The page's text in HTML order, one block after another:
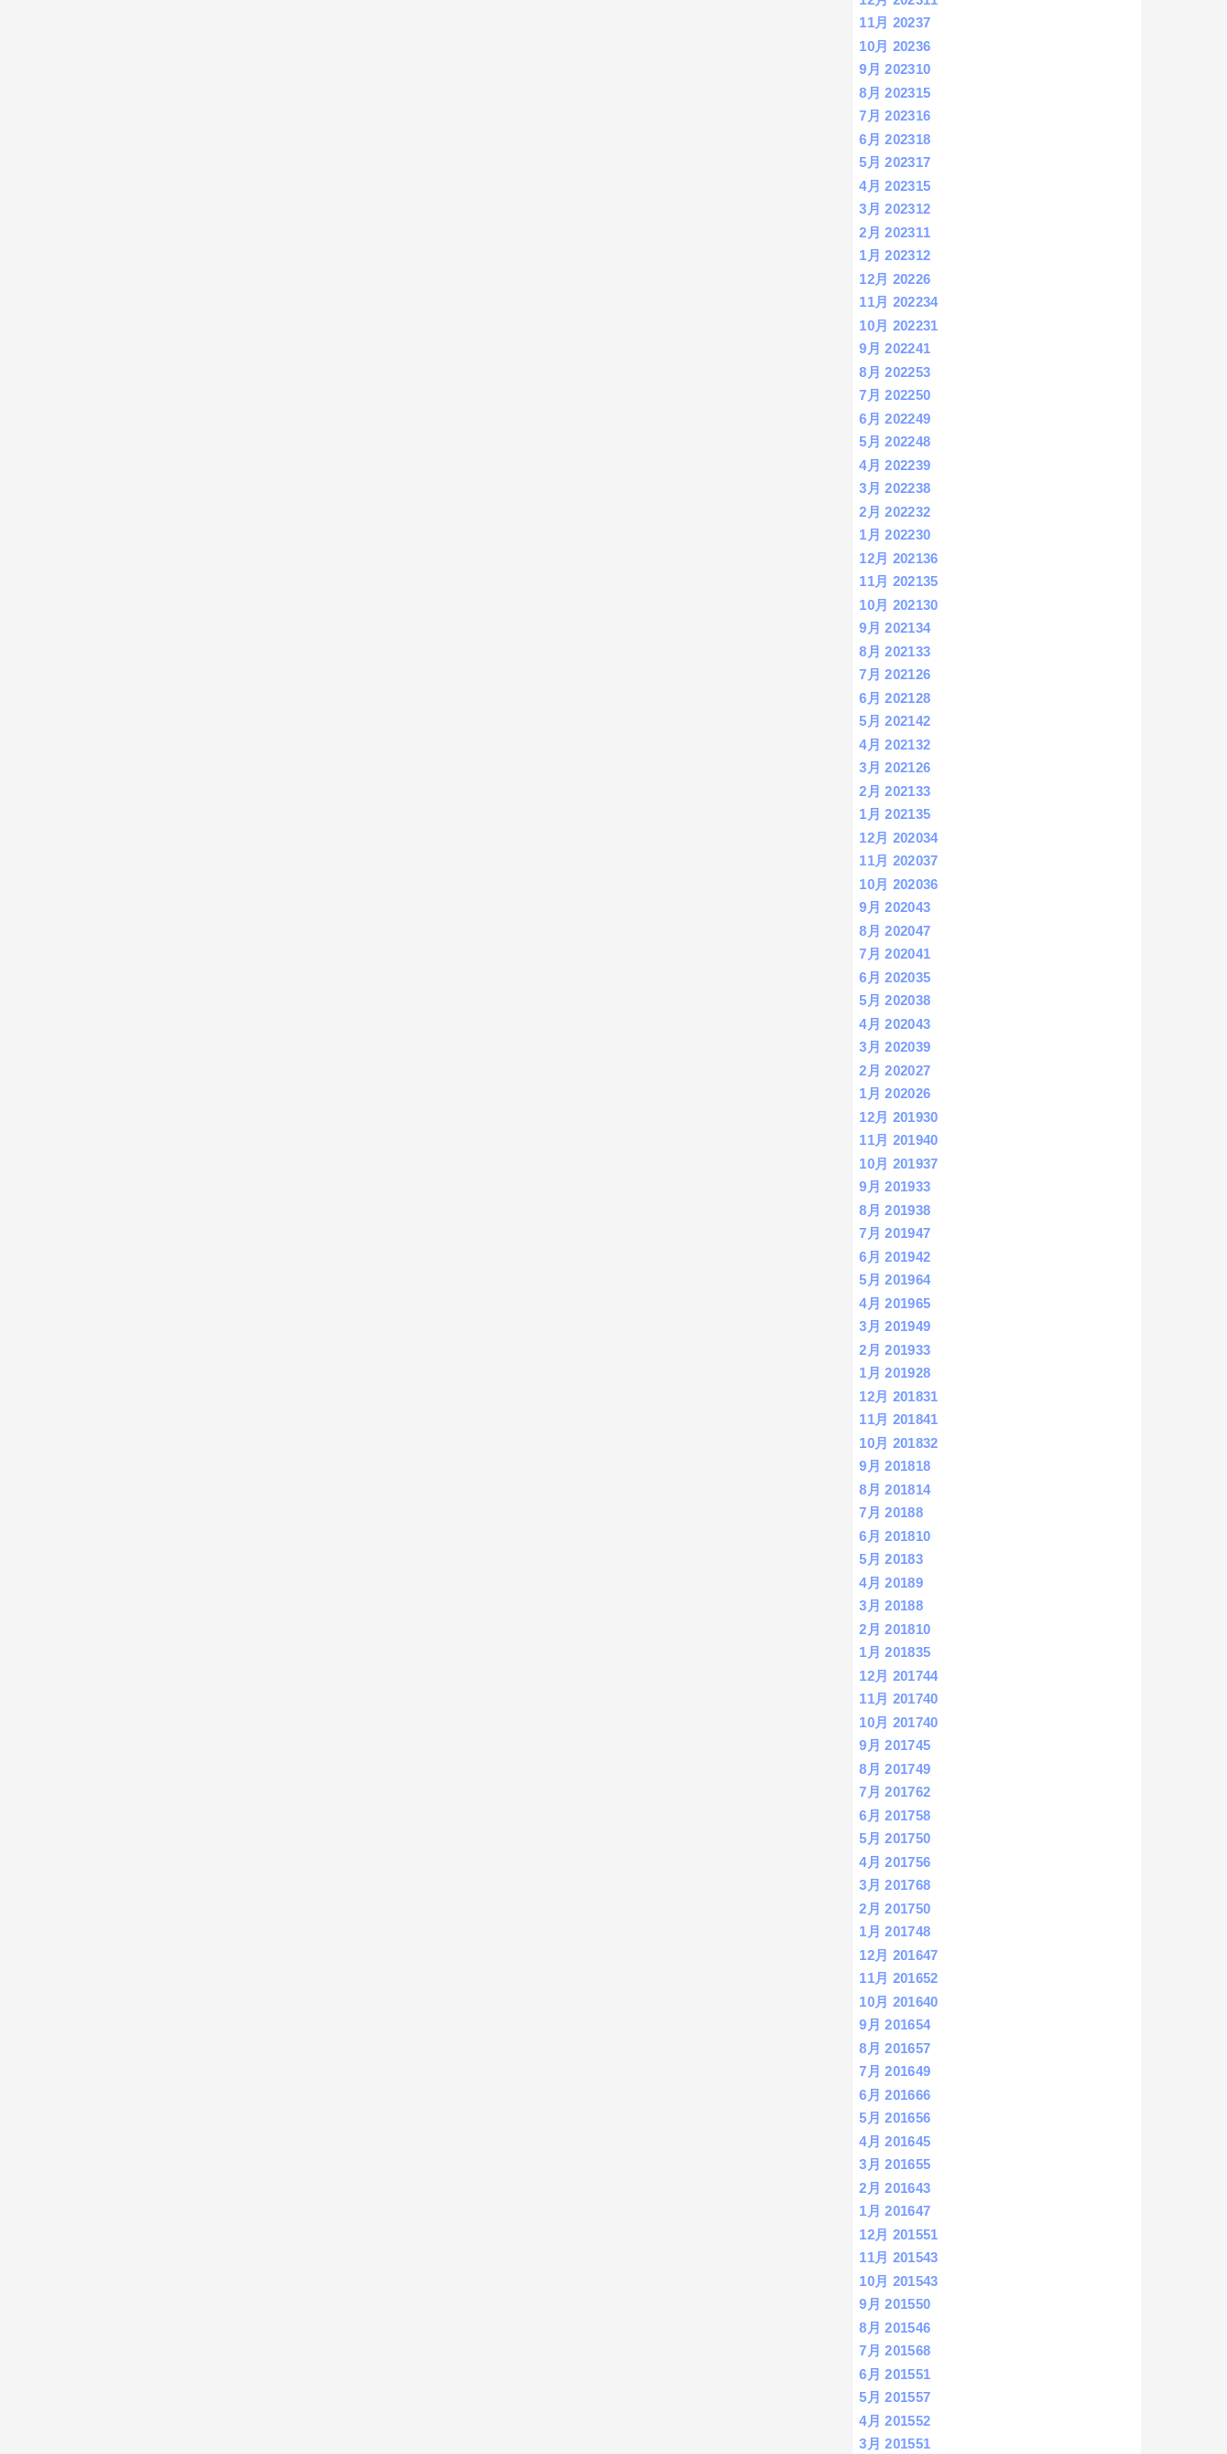
11月 20237
10月 20236
9月 202310
8月 202315
7月 202316
6月 202318
5月 202317
4月 202315
3月 202312
2月 202311
1月 202312
12月 20226
11月 202234
10月 202231
9月 202241
8月 202253
7月 202250
6月 202249
5月 202248
4月 202239
3月 202238
2月 202232
1月 202230
12月 202136
11月 202135
10月 202130
9月 202134
8月 202133
7月 202126
6月 202128
5月 202142
4月 202132
3月 202126
2月 202133
1月 202135
12月 202034
11月 202037
10月 202036
9月 202043
8月 202047
7月 202041
6月 202035
5月 202038
4月 202043
3月 202039
2月 202027
1月 202026
12月 201930
11月 201940
10月 201937
9月 201933
8月 201938
7月 201947
6月 201942
5月 201964
4月 201965
3月 201949
2月 201933
1月 201928
12月 201831
11月 201841
10月 201832
9月 201818
8月 201814
7月 20188
6月 201810
5月 20183
4月 20189
3月 20188
2月 201810
1月 201835
12月 201744
11月 201740
10月 201740
9月 201745
8月 201749
7月 201762
6月 201758
5月 201750
4月 201756
3月 201768
2月 201750
1月 201748
12月 201647
11月 201652
10月 201640
9月 201654
8月 201657
7月 201649
6月 201666
5月 201656
4月 201645
3月 201655
2月 201643
1月 201647
12月 201551
11月 201543
10月 201543
9月 201550
8月 201546
7月 201568
6月 201551
5月 201557
4月 201552
3月 201551